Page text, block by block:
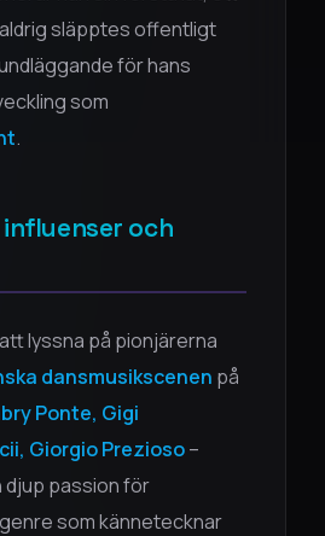
släpptes offentligt
för hans
som
.
och
lyssna på pionjärerna
dansmusikscenen på
Ponte, Gigi
Giorgio Prezioso–
djup passion för
som kännetecknar